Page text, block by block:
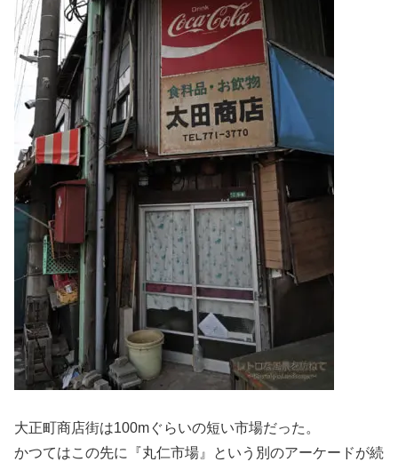
大正町商店街は100mぐらいの短い市場だった。
かつてはこの先に『丸仁市場』という別のアーケードが続